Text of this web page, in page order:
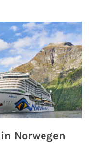
Norwegen